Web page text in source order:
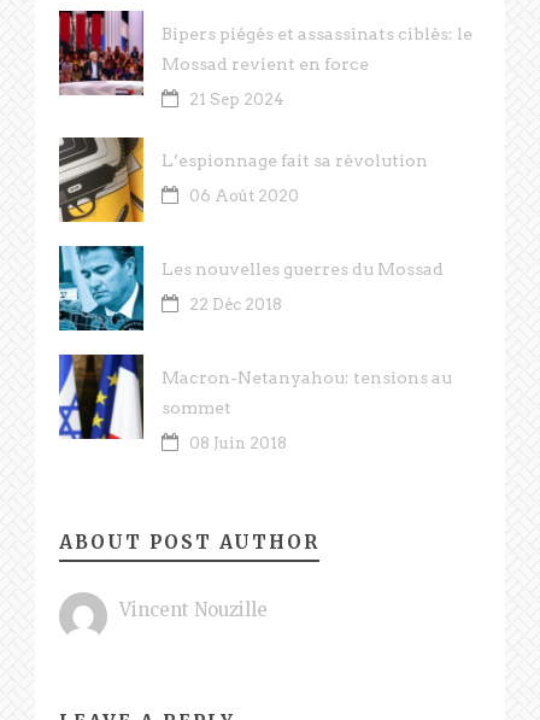
Bipers piégés et assassinats ciblés: le
Mossad revient en force
21 Sep 2024
L’espionnage fait sa révolution
06 Août 2020
Les nouvelles guerres du Mossad
22 Déc 2018
Macron-Netanyahou: tensions au
sommet
08 Juin 2018
ABOUT POST AUTHOR
Vincent Nouzille